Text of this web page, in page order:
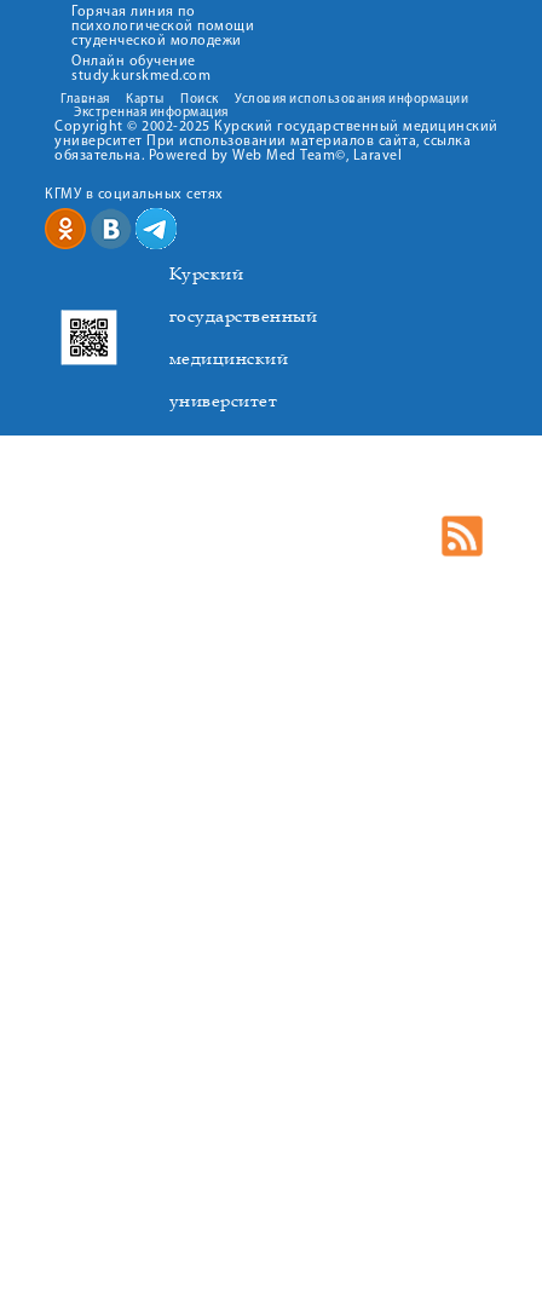
Горячая линия по
психологической помощи
студенческой молодежи
Онлайн обучение
study.kurskmed.com
Главная Карты Поиск
Условия использования информации
Экстренная информация
Copyright © 2002-2025 Курский государственный медицинский
университет При использовании материалов сайта, ссылка
обязательна. Powered by Web Med Team©, Laravel
КГМУ в социальных сетях
Курский
государственный
медицинский
университет